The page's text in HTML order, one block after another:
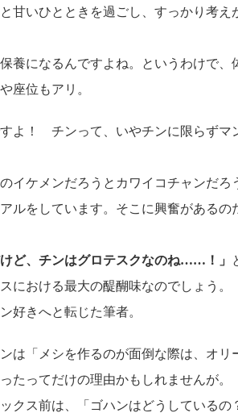
甘いひとときを過ごし、すっかり考え
養になるんですよね。というわけで、
座位もアリ。
よ！ チンって、いやチンに限らずマ
イケメンだろうとカワイコチャンだろ
ルをしています。そこに興奮があるの
ど、チンはグロテスクなのね……！」
における最大の醍醐味なのでしょう。
好きへと転じた筆者。
は「メシを作るのが面倒な際は、オリ
たってだけの理由かもしれませんが。
クス前は、「ゴハンはどうしているの